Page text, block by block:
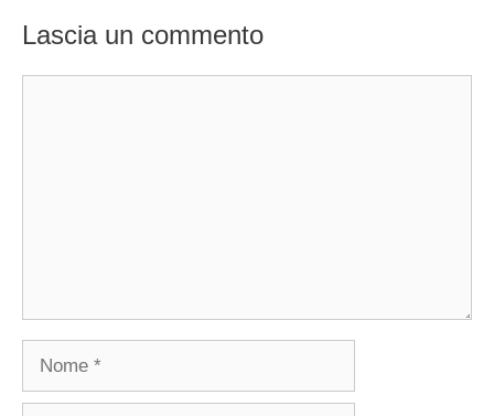
Lascia un commento
Nome